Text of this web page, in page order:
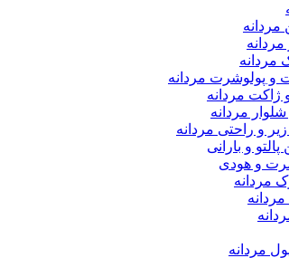
مردانه
مردانه
و پولوشرت مردانه
و ژاکت مردانه
مردانه
و راحتی مردانه
و بارانی
و هودی
مردانه
مردانه